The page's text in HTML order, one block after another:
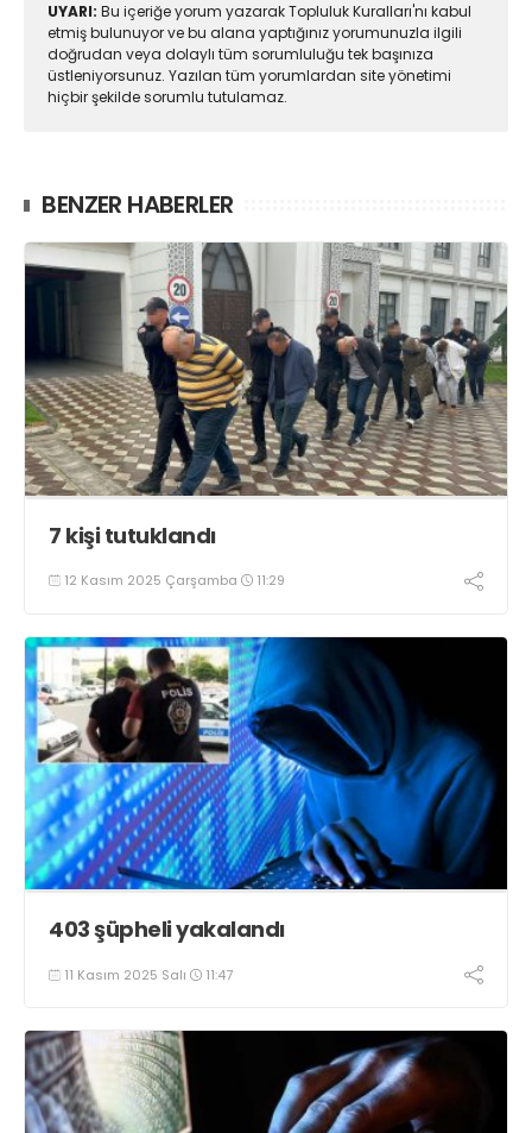
UYARI: Bu içeriğe yorum yazarak Topluluk Kuralları'nı kabul
etmiş bulunuyor ve bu alana yaptığınız yorumunuzla ilgili
doğrudan veya dolaylı tüm sorumluluğu tek başınıza
üstleniyorsunuz. Yazılan tüm yorumlardan site yönetimi
hiçbir şekilde sorumlu tutulamaz.
BENZER HABERLER
7 kişi tutuklandı
12 Kasım 2025 Çarşamba 11:29
403 şüpheli yakalandı
11 Kasım 2025 Salı 11:47